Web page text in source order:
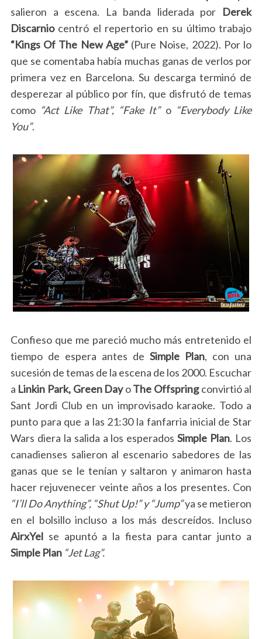
salieron a escena. La banda liderada por Derek
Discarniocentró el repertorio en su último trabajo
“Kings Of The New Age” (Pure Noise, 2022). Por lo
que se comentaba había muchas ganas de verlos por
primera vez en Barcelona. Su descarga terminó de
desperezar al público por fín, que disfrutó de temas
como “Act Like That”, “Fake It”o“Everybody Like
You”.
Confieso que me pareció mucho más entretenido el
tiempo de espera antes deSimple Plan, con una
sucesión de temas de la escena de los 2000. Escuchar
a Linkin Park, Green DayoThe Offspringconvirtió al
Sant Jordi Club en un improvisado karaoke. Todo a
punto para que a las 21:30 la fanfarria inicial de Star
Wars diera la salida a los esperadosSimple Plan. Los
canadienses salieron al escenario sabedores de las
ganas que se le tenían y saltaron y animaron hasta
hacer rejuvenecer veinte años a los presentes. Con
“I’ll Do Anything”, “Shut Up!” y “Jump”ya se metieron
en el bolsillo incluso a los más descreídos. Incluso
AirxYel se apuntó a la fiesta para cantar junto a
Simple Plan “Jet Lag”.